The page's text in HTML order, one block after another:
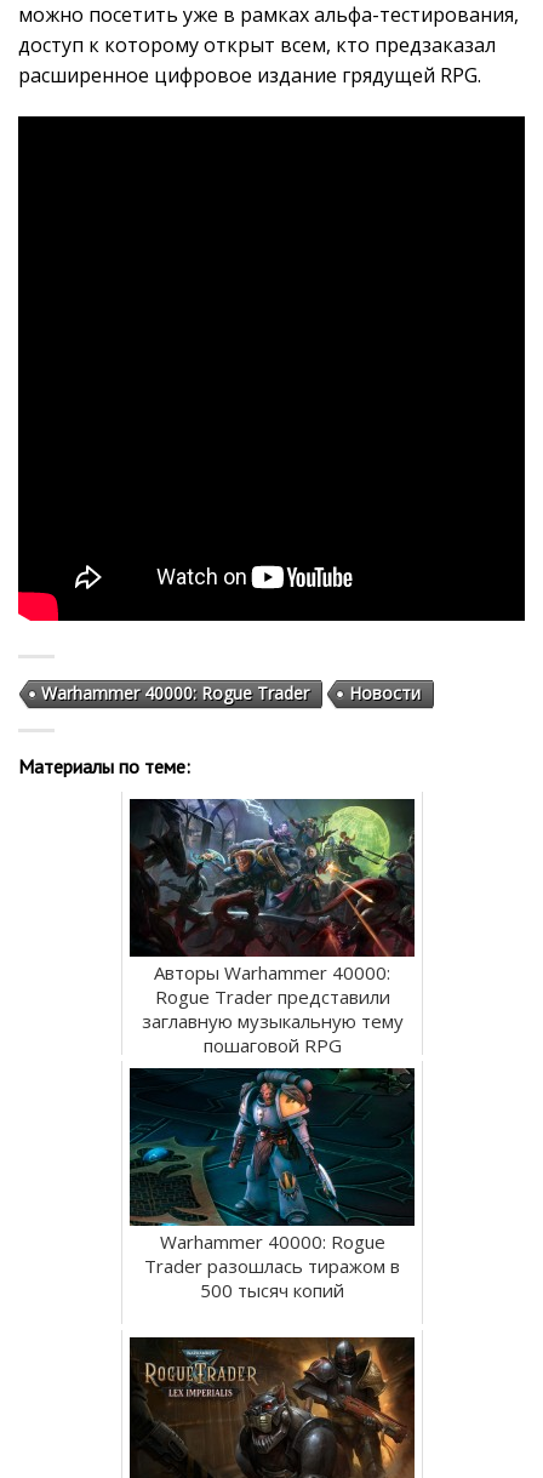
можно посетить уже в рамках альфа-тестирования,
доступ к которому открыт всем, кто предзаказал
расширенное цифровое издание грядущей RPG.
Warhammer 40000: Rogue Trader Новости
Материалы по теме:
Авторы Warhammer 40000:
Rogue Trader представили
заглавную музыкальную тему
пошаговой RPG
Warhammer 40000: Rogue
Trader разошлась тиражом в
500 тысяч копий